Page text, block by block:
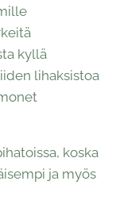
kyllä
lihaksistoa
koska
ja myös